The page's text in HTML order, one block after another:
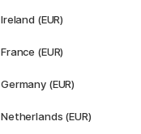
Ireland (EUR)
France (EUR)
Germany (EUR)
Netherlands (EUR)